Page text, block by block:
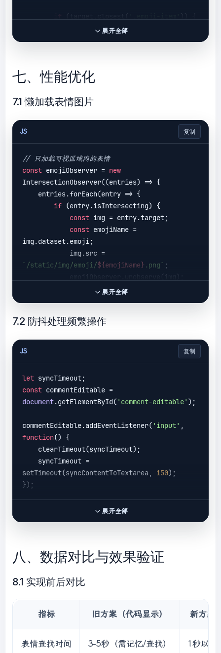
if (target.closest(
)) {
emojiName =
    }, {
passive: true
展开全部
七、性能优化
7.1 懒加载表情图片
JS 复制
// 只加载可视区域内的表情
const emojiObserver = new
IntersectionObserver((entries) => {
    entries.forEach(
entry => {
if (entry.isIntersecting) {
const img = entry.target;
const emojiName =
img.dataset.emoji;
`/static/img/emoji/${emojiName}.png` ;
document
展开全部
7.2 防抖处理频繁操作
JS 复制
let
const
document.getElementById( 'comment-editable' );
commentEditable.addEventListener( 'input'
function() {
setTimeout(syncContentToTextarea, 150);
展开全部
八、数据对比与效果验证
8.1 实现前后对比
指标 旧方案（代码显示） 新方案
表情查找时间 3-5秒（需记忆/查找） 1秒以内